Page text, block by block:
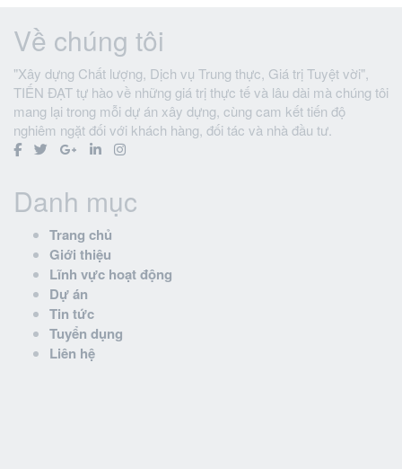
Về chúng tôi
"Xây dựng Chất lượng, Dịch vụ Trung thực, Giá trị Tuyệt vời",
TIẾN ĐẠT tự hào về những giá trị thực tế và lâu dài mà chúng tôi
mang lại trong mỗi dự án xây dựng, cùng cam kết tiến độ
nghiêm ngặt đối với khách hàng, đối tác và nhà đầu tư.
Danh mục
Trang chủ
Giới thiệu
Lĩnh vực hoạt động
Dự án
Tin tức
Tuyển dụng
Liên hệ